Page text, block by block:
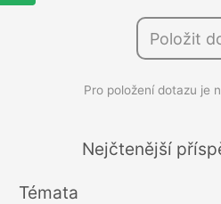
í
Položit
Pro položení dotazu je
Nejčtenější
Témata